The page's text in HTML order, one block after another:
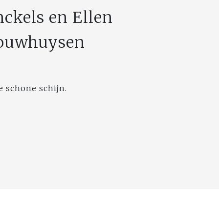
en Ellen
schone schijn.